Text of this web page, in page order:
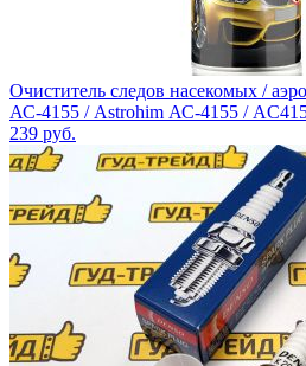
Очиститель следов насекомых /
АС-4155 / Astrohim АС-4155 /
239 руб.